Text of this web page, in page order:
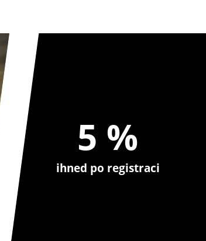
5 %
ihned po registraci